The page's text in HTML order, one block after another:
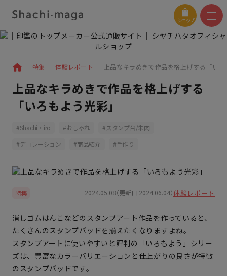
ショップ
特集 体験レポート 上品なキラめきで作品を格上げする「い
上品なキラめきで作品を格上げする
「いろもよう光彩」
Shachi・iro おしゃれ
スタンプ台/朱肉
デコレーション
商品紹介 手作り
特集 体験レポート
2024.05.08（更新日 2024.06.04）
消しゴムはんこなどのスタンプアート作品を作っていると、
たくさんのスタンプパッドを揃えたくなりますよね。
スタンプアートに使いやすいと評判の「いろもよう」シリー
ズは、豊富なカラーバリエーションと仕上がりの良さが特徴
のスタンプパッドです。